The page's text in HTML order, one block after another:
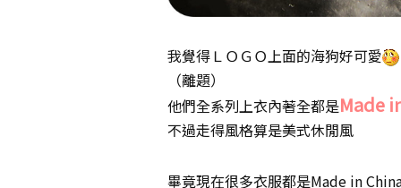
我覺得ＬＯＧＯ上面的海狗好可愛
（離題）
他們全系列上衣內著全都是Made
不過走得風格算是美式休閒風
畢竟現在很多衣服都是Made in